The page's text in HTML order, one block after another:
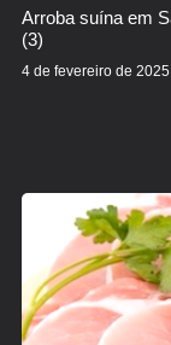
Arroba suína em
(3)
4 de fevereiro de 2025